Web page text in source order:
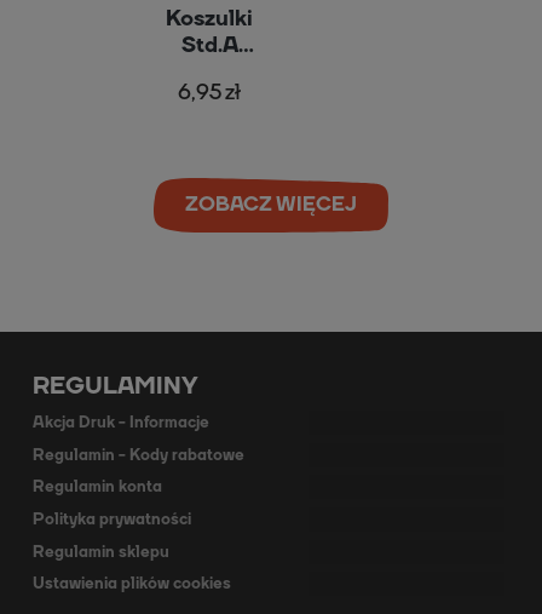
Koszulki
Std.A
- Portal
6,95 zł
ZOBACZ WIĘCEJ
REGULAMINY
Akcja Druk - Informacje
Regulamin - Kody rabatowe
Regulamin konta
Polityka prywatności
Regulamin sklepu
Ustawienia plików cookies